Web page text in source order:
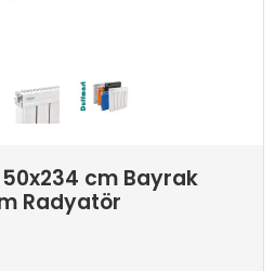
cm Bayrak
Radyatör